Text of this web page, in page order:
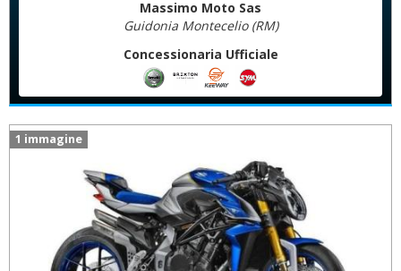
Massimo Moto Sas
Guidonia Montecelio (RM)
Concessionaria Ufficiale
1 immagine